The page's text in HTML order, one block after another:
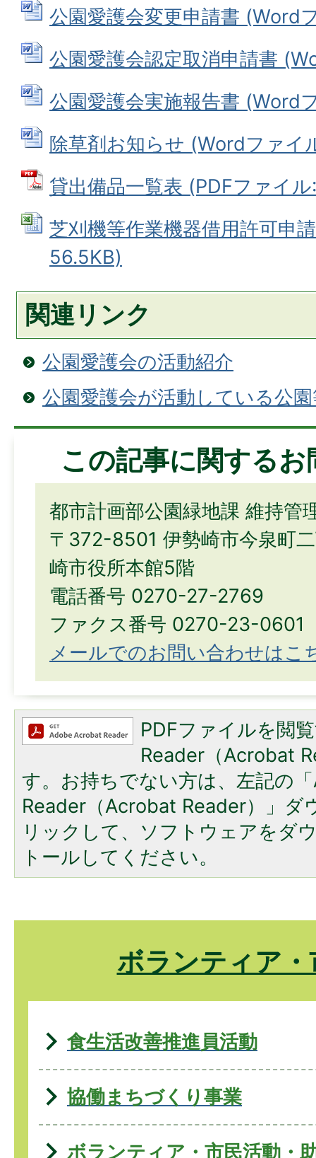
公園愛護会変更申請書 (Word
公園愛護会認定取消申請書
公園愛護会実施報告書 (Word
除草剤お知らせ (Wordファイ
貸出備品一覧表 (PDFファイ
芝刈機等作業機器借用許可申
56.5KB)
関連リンク
公園愛護会の活動紹介
公園愛護会が活動している公
この記事に関する
都市計画部公園緑地課 維持管
〒372-8501 伊勢崎市今泉町
崎市役所本館5階
電話番号 0270-27-2769
ファクス番号 0270-23-0601
メールでのお問い合わせはこ
PDFファイルを閲
Reader（Acrobat
す。お持ちでない方は、左記の
Reader（Acrobat Reader）」ダ
リックして、ソフトウェアをダ
トールしてください。
ボランティア・
食生活改善推進員活動
協働まちづくり事業
ボランティア・市民活動・